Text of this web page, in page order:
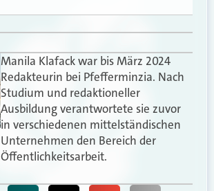
Manila Klafack war bis März 2024
Redakteurin bei Pfefferminzia. Nach
Studium und redaktioneller
Ausbildung verantwortete sie zuvor
in verschiedenen mittelständischen
Unternehmen den Bereich der
Öffentlichkeitsarbeit.